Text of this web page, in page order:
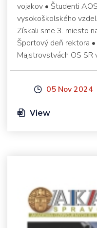
vojakov • Študenti
vysokoškolského
Získali sme 3. miesto
Športový deň rektora
Majstrovstvách OS SR
05 Nov 2024
View